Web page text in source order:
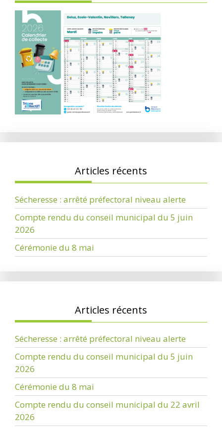
Articles récents
Sécheresse : arrêté préfectoral niveau alerte
Compte rendu du conseil municipal du 5 juin
2026
Cérémonie du 8 mai
Articles récents
Sécheresse : arrêté préfectoral niveau alerte
Compte rendu du conseil municipal du 5 juin
2026
Cérémonie du 8 mai
Compte rendu du conseil municipal du 22 avril
2026